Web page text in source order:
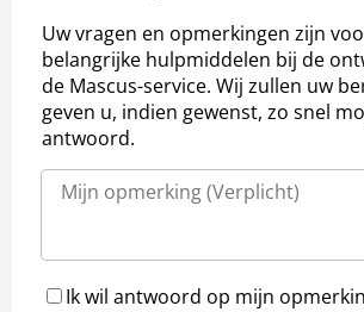
Uw vragen en opmerkingen zijn
belangrijke hulpmiddelen bij de
de Mascus-service. Wij zullen uw
geven u, indien gewenst, zo snel
antwoord.
Ik wil antwoord op mijn